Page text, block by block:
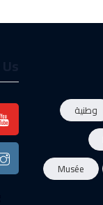
وطنية
Musée